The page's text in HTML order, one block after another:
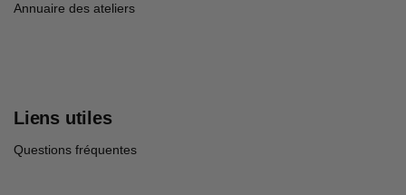
Annuaire des ateliers
Liens utiles
Questions fréquentes